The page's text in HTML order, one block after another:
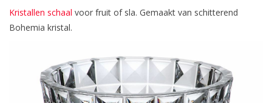
Kristallen schaal voor fruit of sla. Gemaakt van schitterend
Bohemia kristal.